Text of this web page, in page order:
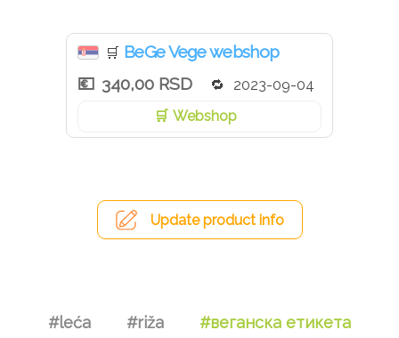
morska so, začinsko bilje, začini.
Ne sadrži aditive, arome ni veštačke boje.
🛒 BeGe Vege webshop
340,00 RSD
2023-09-04
Webshop
Update product info
#leća #riža #веганска етикета